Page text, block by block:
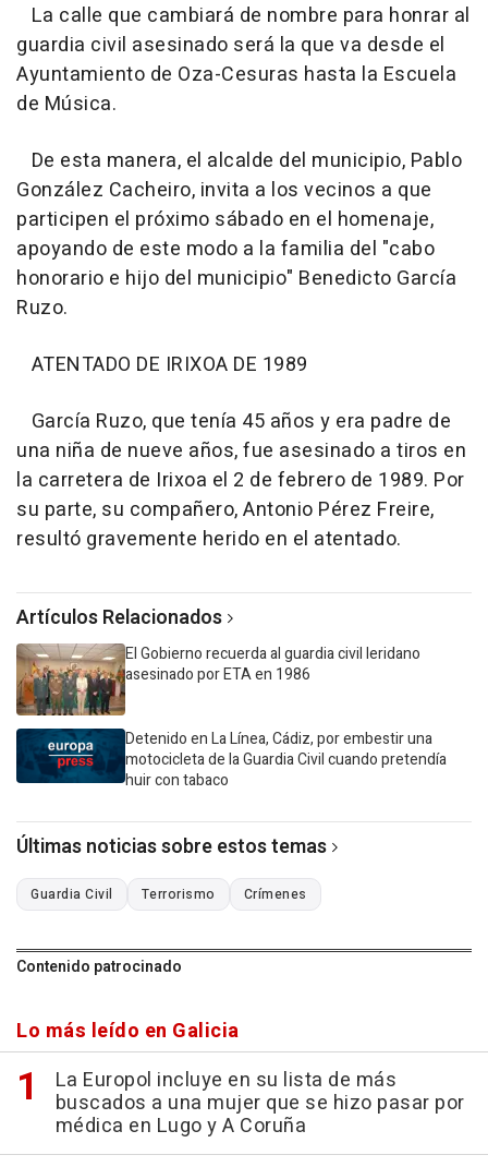
La calle que cambiará de nombre para honrar al
guardia civil asesinado será la que va desde el
Ayuntamiento de Oza-Cesuras hasta la Escuela
de Música.
De esta manera, el alcalde del municipio, Pablo
González Cacheiro, invita a los vecinos a que
participen el próximo sábado en el homenaje,
apoyando de este modo a la familia del "cabo
honorario e hijo del municipio" Benedicto García
Ruzo.
ATENTADO DE IRIXOA DE 1989
García Ruzo, que tenía 45 años y era padre de
una niña de nueve años, fue asesinado a tiros en
la carretera de Irixoa el 2 de febrero de 1989. Por
su parte, su compañero, Antonio Pérez Freire,
resultó gravemente herido en el atentado.
Artículos Relacionados
El Gobierno recuerda al guardia civil leridano
asesinado por ETA en 1986
Detenido en La Línea, Cádiz, por embestir una
motocicleta de la Guardia Civil cuando pretendía
huir con tabaco
Últimas noticias sobre estos temas
Guardia Civil Terrorismo Crímenes
Contenido patrocinado
Lo más leído en Galicia
La Europol incluye en su lista de más
buscados a una mujer que se hizo pasar por
médica en Lugo y A Coruña